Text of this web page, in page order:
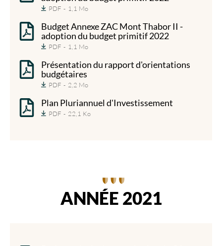
PDF 1,1 Mo
Budget Annexe ZAC Mont Thabor II -
adoption du budget primitif 2022
PDF 1,1 Mo
Présentation du rapport d'orientations
budgétaires
PDF 2,2 Mo
Plan Pluriannuel d'Investissement
PDF 22,1 Ko
ANNÉE 2021